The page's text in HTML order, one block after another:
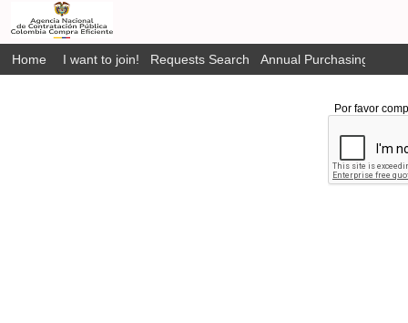
Home I want to join! Requests Search Annual Purchasing Plan
Por favor